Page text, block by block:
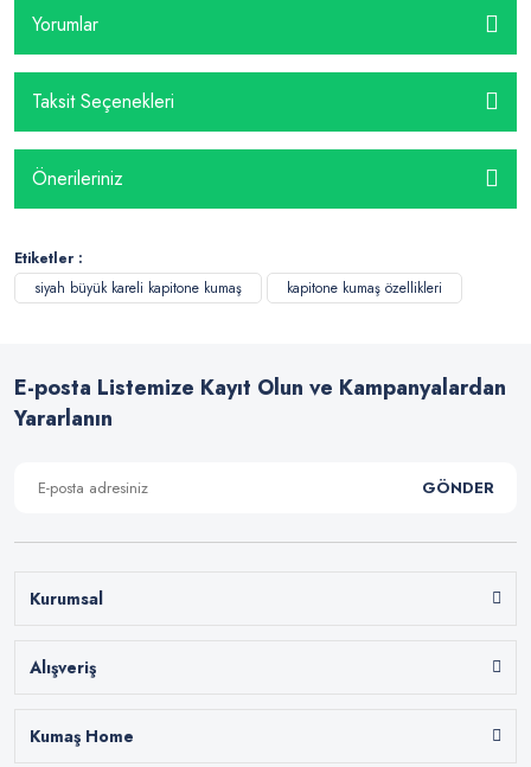
Yorumlar
Taksit Seçenekleri
Önerileriniz
Etiketler :
siyah büyük kareli kapitone kumaş
kapitone kumaş özellikleri
E-posta Listemize Kayıt Olun ve Kampanyalardan
Yararlanın
GÖNDER
Kurumsal
Alışveriş
Kumaş Home